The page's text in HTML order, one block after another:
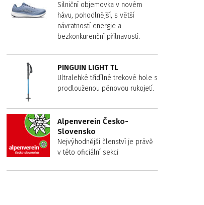
Silniční objemovka v novém
hávu, pohodlnější, s větší
návratností energie a
bezkonkurenční přilnavostí.
PINGUIN LIGHT TL
Ultralehké třídílné trekové hole s
prodlouženou pěnovou rukojetí.
Alpenverein Česko-
Slovensko
Nejvýhodnější členství je právě
v této oficiální sekci